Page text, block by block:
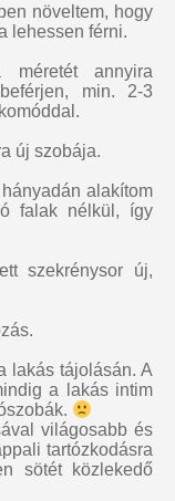
növeltem, hogy
lehessen férni.
annyira
min. 2-3
új szobája.
alakítom
falak nélkül, így
szekrénysor új,
lakás tájolásán. A
a lakás intim
világosabb és
tartózkodásra
sötét közlekedő